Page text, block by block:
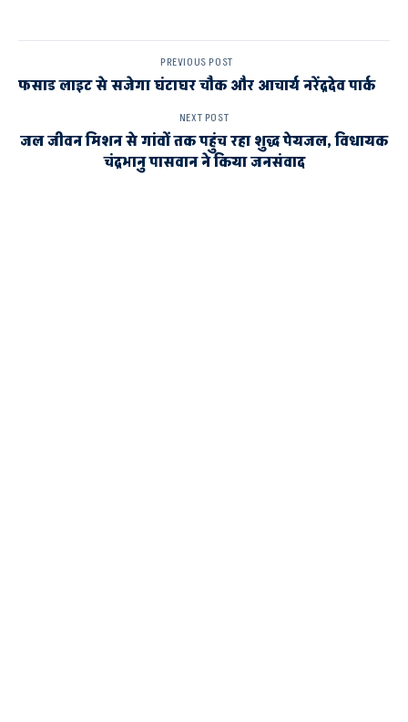
PREVIOUS POST
फसाड लाइट से सजेगा घंटाघर चौक और आचार्य नरेंद्रदेव पार्क
NEXT POST
जल जीवन मिशन से गांवों तक पहुंच रहा शुद्ध पेयजल, विधायक
चंद्रभानु पासवान ने किया जनसंवाद